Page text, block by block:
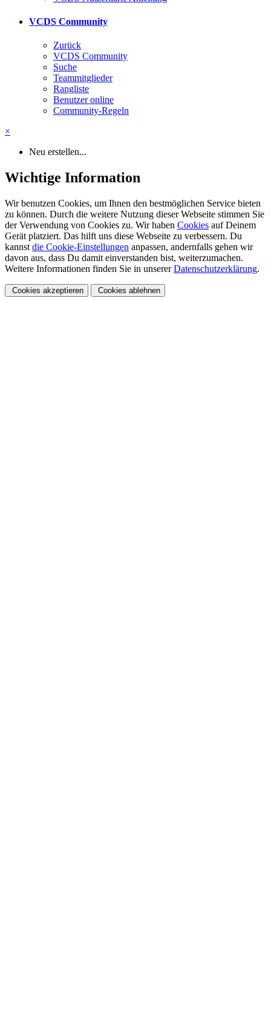
VCDS Community
Zurück
VCDS Community
Suche
Teammitglieder
Rangliste
Benutzer online
Community-Regeln
×
Neu erstellen...
Wichtige Information
Wir benutzen Cookies, um Ihnen den bestmöglichen Service bieten
zu können. Durch die weitere Nutzung dieser Webseite stimmen Sie
der Verwendung von Cookies zu. Wir haben Cookies auf Deinem
Gerät platziert. Das hilft uns diese Webseite zu verbessern. Du
kannst die Cookie-Einstellungen anpassen, andernfalls gehen wir
davon aus, dass Du damit einverstanden bist, weiterzumachen.
Weitere Informationen finden Sie in unsererDatenschutzerklärung.
Cookies akzeptieren Cookies ablehnen